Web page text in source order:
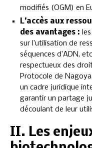
modifiés (OGM) en
L’accès aux
des avantages :
sur l’utilisation de
séquences d’ADN,
respectueux des
Protocole de
un cadre juridique
garantir un partage
découlant de leur
II. Les